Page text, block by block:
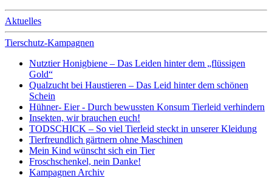
Aktuelles
Tierschutz-Kampagnen
Nutztier Honigbiene – Das Leiden hinter dem „flüssigen
Gold“
Qualzucht bei Haustieren – Das Leid hinter dem schönen
Schein
Hühner- Eier - Durch bewussten Konsum Tierleid verhindern
Insekten, wir brauchen euch!
TODSCHICK – So viel Tierleid steckt in unserer Kleidung
Tierfreundlich gärtnern ohne Maschinen
Mein Kind wünscht sich ein Tier
Froschschenkel, nein Danke!
Kampagnen Archiv